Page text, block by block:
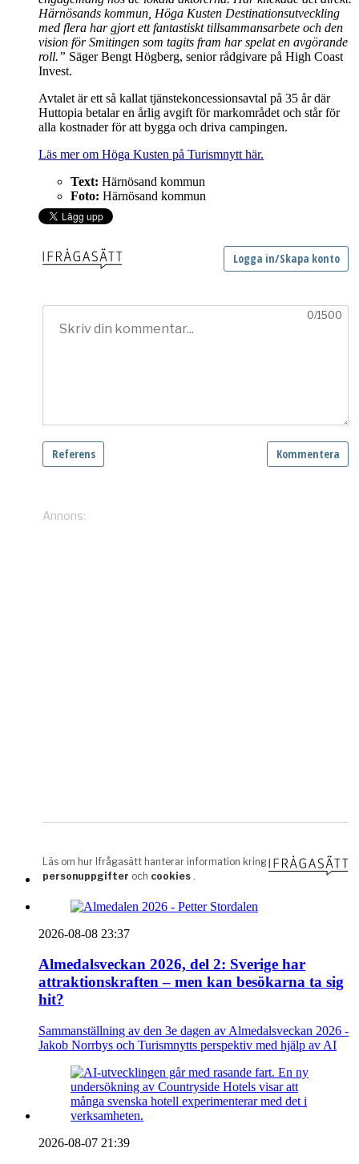
Härnösands kommun, Höga Kusten Destinationsutveckling
med flera har gjort ett fantastiskt tillsammansarbete och den
vision för Smitingen som tagits fram har spelat en avgörande
roll.” Säger Bengt Högberg, senior rådgivare på High Coast
Invest.
Avtalet är ett så kallat tjänstekoncessionsavtal på 35 år där
Huttopia betalar en årlig avgift för markområdet och står för
alla kostnader för att bygga och driva campingen.
Läs mer om Höga Kusten på Turismnytt här.
Text: Härnösand kommun
Foto: Härnösand kommun
2026-08-08 23:37
Almedalsveckan 2026, del 2: Sverige har
attraktionskraften – men kan besökarna ta sig
hit?
Sammanställning av den 3e dagen av Almedalsveckan 2026 -
Jakob Norrbys och Turismnytts perspektiv med hjälp av AI
2026-08-07 21:39